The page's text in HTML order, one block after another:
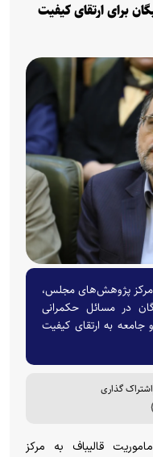
برای ارتقای کیفیت
پژوهش‌های مجلس،
در مسائل حکمرانی
جامعه به ارتقای کیفیت
اشتراک گذاری
قالیباف به مرکز